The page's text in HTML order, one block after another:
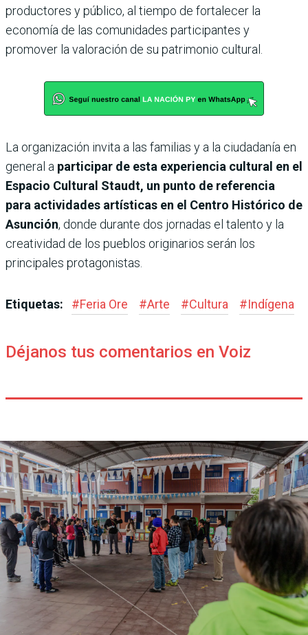
productores y público, al tiempo de fortalecer la
economía de las comunidades participantes y
promover la valoración de su patrimonio cultural.
La organización invita a las familias y a la ciudadanía en
general a participar de esta experiencia cultural en el
Espacio Cultural Staudt, un punto de referencia
para actividades artísticas en el Centro Histórico de
Asunción, donde durante dos jornadas el talento y la
creatividad de los pueblos originarios serán los
principales protagonistas.
Etiquetas: #Feria Ore #Arte #Cultura #Indígena
Déjanos tus comentarios en Voiz